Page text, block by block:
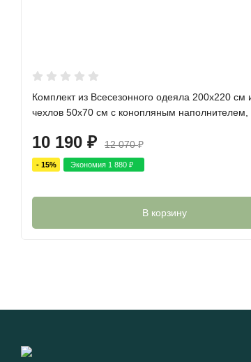
Комплект из Всесезонного одеяла 200х220 см
чехлов 50х70 см с конопляным наполнителем,
10 190 ₽ 12 070₽
- 15% Экономия 1 880 ₽
В корзину